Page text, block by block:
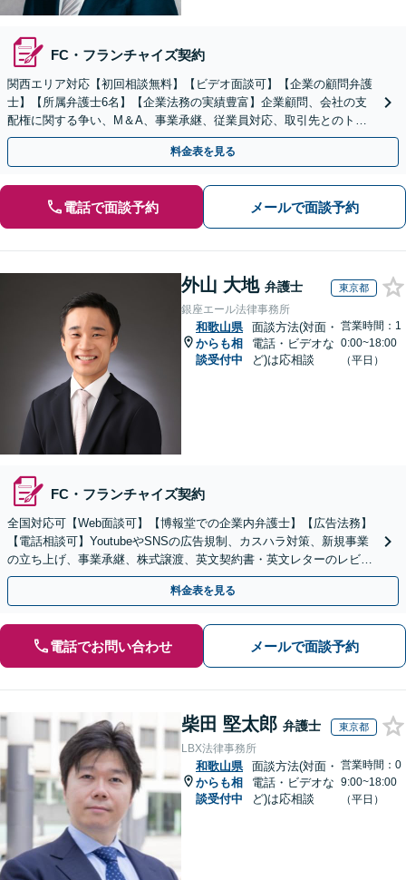
FC・フランチャイズ契約
関西エリア対応【初回相談無料】【ビデオ面談可】【企業の顧問弁護
士】【所属弁護士6名】【企業法務の実績豊富】企業顧問、会社の支
配権に関する争い、M＆A、事業承継、従業員対応、取引先とのトラ
ブル、債権回収等につき豊富な対応実績
料金表を見る
電話で面談予約 メールで面談予約
外山 大地 弁護士 東京都
銀座エール法律事務所
和歌山県
からも相
談受付中
面談方法(対面・
電話・ビデオな
ど)は応相談
営業時間：1
0:00~18:00
（平日）
FC・フランチャイズ契約
全国対応可【Web面談可】【博報堂での企業内弁護士】【広告法務】
【電話相談可】YoutubeやSNSの広告規制、カスハラ対策、新規事業
の立ち上げ、事業承継、株式譲渡、英文契約書・英文レターのレビュ
ー・ドラフトなどに対応。
料金表を見る
電話でお問い合わせ メールで面談予約
柴田 堅太郎 弁護士 東京都
LBX法律事務所
和歌山県
からも相
談受付中
面談方法(対面・
電話・ビデオな
ど)は応相談
営業時間：0
9:00~18:00
（平日）